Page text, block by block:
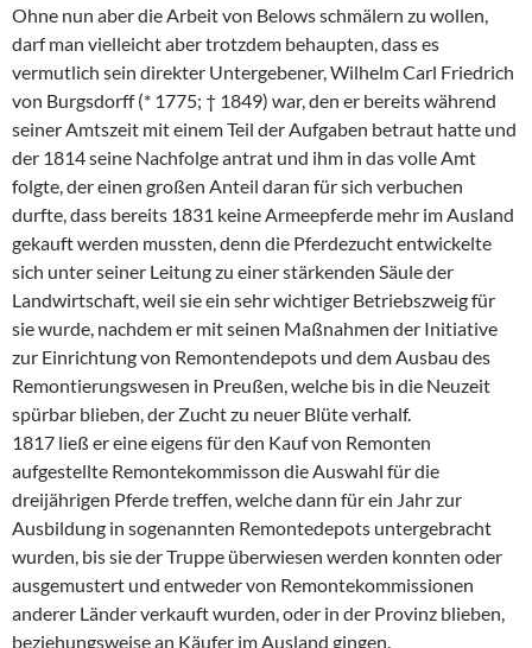
Ohne nun aber die Arbeit von Belows schmälern zu wollen,
darf man vielleicht aber trotzdem behaupten, dass es
vermutlich sein direkter Untergebener, Wilhelm Carl Friedrich
von Burgsdorff (* 1775; † 1849) war, den er bereits während
seiner Amtszeit mit einem Teil der Aufgaben betraut hatte und
der 1814 seine Nachfolge antrat und ihm in das volle Amt
folgte, der einen großen Anteil daran für sich verbuchen
durfte, dass bereits 1831 keine Armeepferde mehr im Ausland
gekauft werden mussten, denn die Pferdezucht entwickelte
sich unter seiner Leitung zu einer stärkenden Säule der
Landwirtschaft, weil sie ein sehr wichtiger Betriebszweig für
sie wurde, nachdem er mit seinen Maßnahmen der Initiative
zur Einrichtung von Remontendepots und dem Ausbau des
Remontierungswesen in Preußen, welche bis in die Neuzeit
spürbar blieben, der Zucht zu neuer Blüte verhalf.
1817 ließ er eine eigens für den Kauf von Remonten
aufgestellte Remontekommisson die Auswahl für die
dreijährigen Pferde treffen, welche dann für ein Jahr zur
Ausbildung in sogenannten Remontedepots untergebracht
wurden, bis sie der Truppe überwiesen werden konnten oder
ausgemustert und entweder von Remontekommissionen
anderer Länder verkauft wurden, oder in der Provinz blieben,
beziehungsweise an Käufer im Ausland gingen.